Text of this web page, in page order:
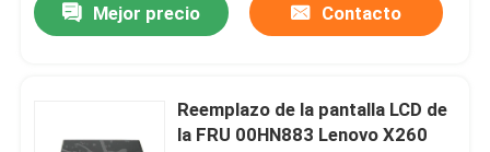
Mejor precio Contacto
Reemplazo de la pantalla LCD de
la FRU 00HN883 Lenovo X260